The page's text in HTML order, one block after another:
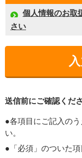
個人情報のお取
さい
送信前にご確認くだ
●各項目にご記入の
い。
●「必須」のついた項